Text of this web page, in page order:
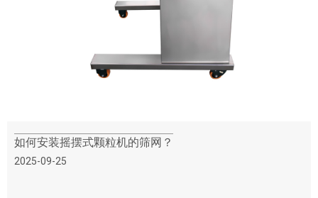
如何安装摇摆式颗粒机的筛网？
2025-09-25